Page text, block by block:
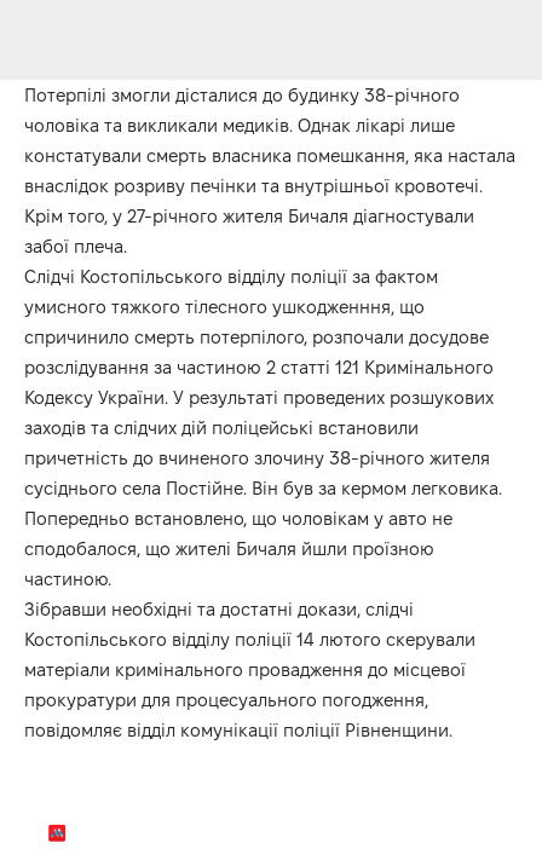
Потерпілі змогли дісталися до будинку 38-річного
чоловіка та викликали медиків. Однак лікарі лише
констатували смерть власника помешкання, яка настала
внаслідок розриву печінки та внутрішньої кровотечі.
Крім того, у 27-річного жителя Бичаля діагностували
забої плеча.
Слідчі Костопільського відділу поліції за фактом
умисного тяжкого тілесного ушкодженння, що
спричинило смерть потерпілого, розпочали досудове
розслідування за частиною 2 статті 121 Кримінального
Кодексу України. У результаті проведених розшукових
заходів та слідчих дій поліцейські встановили
причетність до вчиненого злочину 38-річного жителя
сусіднього села Постійне. Він був за кермом легковика.
Попередньо встановлено, що чоловікам у авто не
сподобалося, що жителі Бичаля йшли проїзною
частиною.
Зібравши необхідні та достатні докази, слідчі
Костопільського відділу поліції 14 лютого скерували
матеріали кримінального провадження до місцевої
прокуратури для процесуального погодження,
повідомляє відділ комунікації поліції Рівненщини.